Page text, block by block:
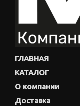
ГЛАВНАЯ
КАТАЛОГ
О компании
Доставка